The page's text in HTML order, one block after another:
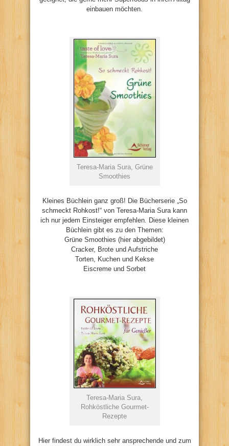
einbauen möchten.
Teresa-Maria Sura, Grüne
Smoothies
Kleines Büchlein ganz groß! Die Bücherserie „So
schmeckt Rohkost!“ von Teresa-Maria Sura kann
ich nur jedem Einsteiger empfehlen. Diese kleinen
Büchlein gibt es zu den Themen:
Grüne Smoothies (hier abgebildet)
Cracker, Brote und Aufstriche
Torten, Kuchen und Kekse
Eiscreme und Sorbet
Teresa-Maria Sura,
Rohköstliche Gourmet-
Rezepte
Hier findest du wirklich sehr ansprechende und zum